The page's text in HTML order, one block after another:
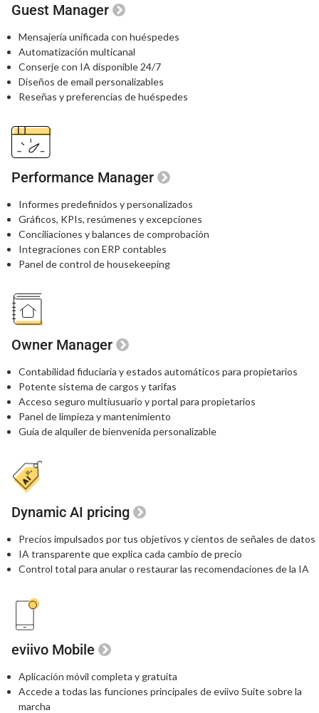
Guest Manager
Mensajería unificada con huéspedes
Automatización multicanal
Conserje con IA disponible 24/7
Diseños de email personalizables
Reseñas y preferencias de huéspedes
Performance Manager
Informes predefinidos y personalizados
Gráficos, KPIs, resúmenes y excepciones
Conciliaciones y balances de comprobación
Integraciones con ERP contables
Panel de control de housekeeping
Owner Manager
Contabilidad fiduciaria y estados automáticos para propietarios
Potente sistema de cargos y tarifas
Acceso seguro multiusuario y portal para propietarios
Panel de limpieza y mantenimiento
Guía de alquiler de bienvenida personalizable
Dynamic AI pricing
Precios impulsados por tus objetivos y cientos de señales de datos
IA transparente que explica cada cambio de precio
Control total para anular o restaurarlas recomendaciones de la IA
eviivo Mobile
Aplicación móvil completa y gratuita
Accede a todas las funciones principales de eviivo Suite sobre la
marcha